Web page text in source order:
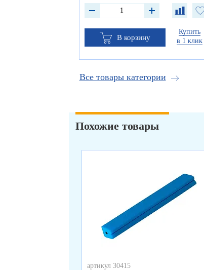
В корзину
Купить
в 1 клик
Все товары категории
Похожие товары
артикул 30415